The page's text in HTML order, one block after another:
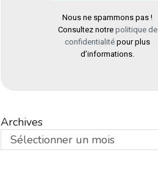
Nous ne spammons pas !
Consultez notrepolitique de
confidentialitépour plus
d’informations.
Archives
Sélectionner un mois